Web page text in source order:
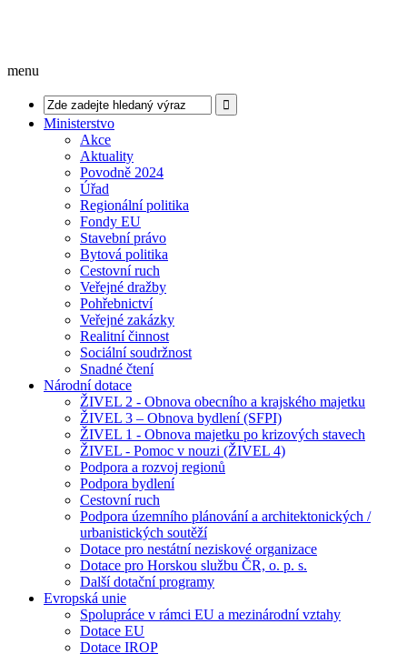
menu
Ministerstvo
Akce
Aktuality
Povodně 2024
Úřad
Regionální politika
Fondy EU
Stavební právo
Bytová politika
Cestovní ruch
Veřejné dražby
Pohřebnictví
Veřejné zakázky
Realitní činnost
Sociální soudržnost
Snadné čtení
Národní dotace
ŽIVEL 2 - Obnova obecního a krajského majetku
ŽIVEL 3 – Obnova bydlení (SFPI)
ŽIVEL 1 - Obnova majetku po krizových stavech
ŽIVEL - Pomoc v nouzi (ŽIVEL 4)
Podpora a rozvoj regionů
Podpora bydlení
Cestovní ruch
Podpora územního plánování a architektonických /
urbanistických soutěží
Dotace pro nestátní neziskové organizace
Dotace pro Horskou službu ČR, o. p. s.
Další dotační programy
Evropská unie
Spolupráce v rámci EU a mezinárodní vztahy
Dotace EU
Dotace IROP